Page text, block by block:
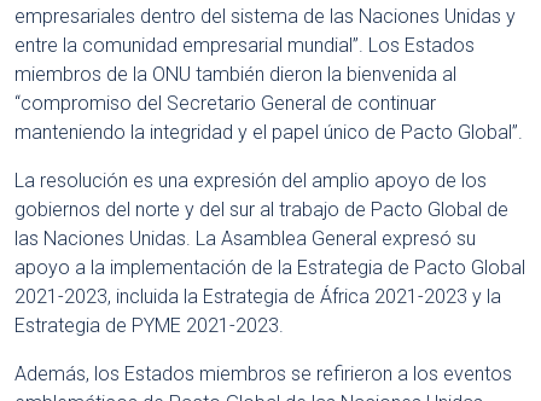
empresariales dentro del sistema de las Naciones Unidas y
entre la comunidad empresarial mundial”. Los Estados
miembros de la ONU también dieron la bienvenida al
“compromiso del Secretario General de continuar
manteniendo la integridad y el papel único de Pacto Global”.
La resolución es una expresión del amplio apoyo de los
gobiernos del norte y del sur al trabajo de Pacto Global de
las Naciones Unidas. La Asamblea General expresó su
apoyo a la implementación de la Estrategia de Pacto Global
2021-2023, incluida la Estrategia de África 2021-2023 y la
Estrategia de PYME 2021-2023.
Además, los Estados miembros se refirieron a los eventos